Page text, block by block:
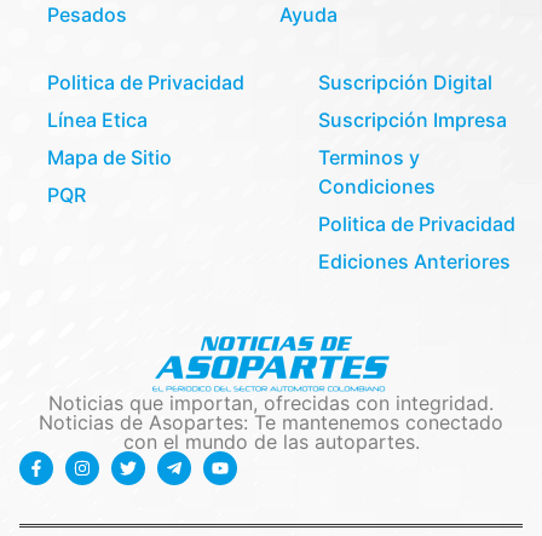
Pesados
Ayuda
Politica de Privacidad
Línea Etica
Mapa de Sitio
PQR
Suscripción Digital
Suscripción Impresa
Terminos y
Condiciones
Politica de Privacidad
Ediciones Anteriores
Noticias que importan, ofrecidas con integridad.
Noticias de Asopartes: Te mantenemos conectado
con el mundo de las autopartes.